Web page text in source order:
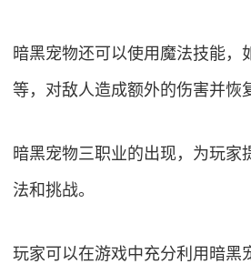
暗黑宠物还可以使用魔法技能，
等，对敌人造成额外的伤害并恢
暗黑宠物三职业的出现，为玩家
法和挑战。
玩家可以在游戏中充分利用暗黑